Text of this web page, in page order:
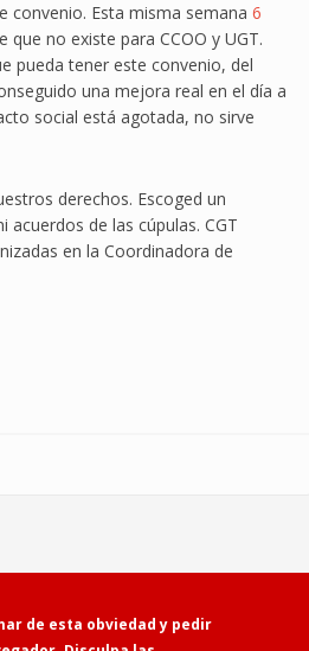
convenio. Esta misma semana 6
no existe para CCOO y UGT.
pueda tener este convenio, del
una mejora real en el día a
social está agotada, no sirve
derechos. Escoged un
de las cúpulas. CGT
en la Coordinadora de
Powered byDrupal
de esta obviedad y pedir